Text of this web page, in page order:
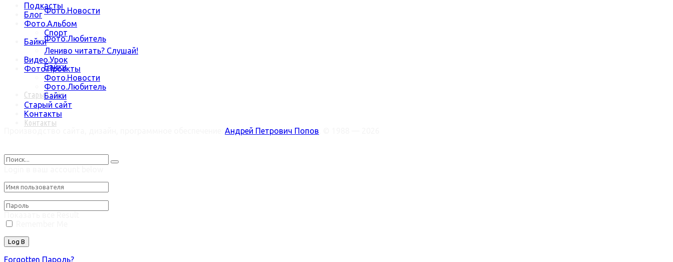
Фото.Новости
Фото.Любитель
Байки
Старый сайт
Контакты
Нет Result
Подкасты
Блог
Фото.Альбом
Спорт
Байки
Лениво читать? Слушай!
Видео.Урок
Фото.Проекты
Фото.Новости
Фото.Любитель
Байки
Старый сайт
Контакты
Андрей Петрович Попов
Forgotten Пароль?